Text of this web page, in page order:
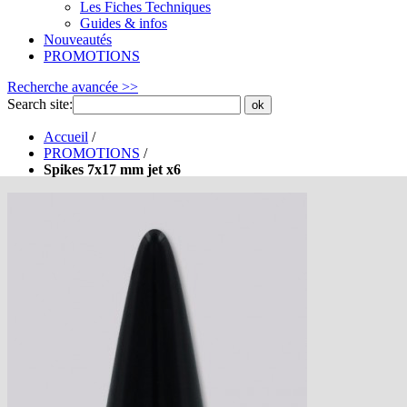
Les Fiches Techniques
Guides & infos
Nouveautés
PROMOTIONS
Recherche avancée >>
Search site:
ok
Accueil /
PROMOTIONS /
Spikes 7x17 mm jet x6